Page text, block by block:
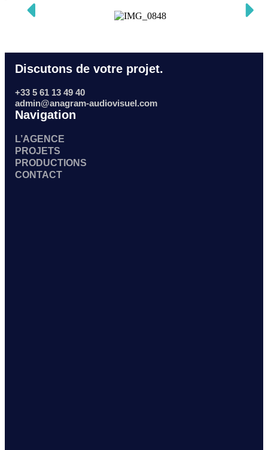
Discutons de votre projet.
+33 5 61 13 49 40
admin@anagram-audiovisuel.com
Navigation
L’AGENCE
PROJETS
PRODUCTIONS
CONTACT